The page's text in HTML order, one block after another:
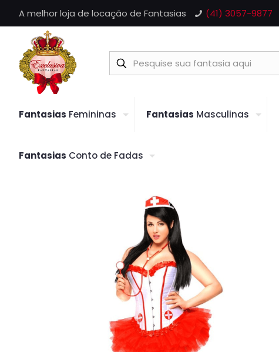
A melhor loja de locação de Fantasias (41) 3057-9877
Fantasias Femininas Fantasias Masculinas
Fantasias Conto de Fadas